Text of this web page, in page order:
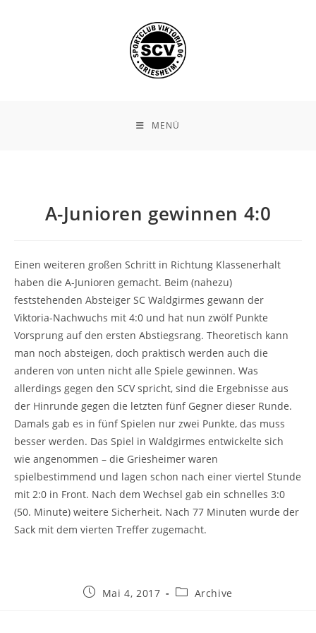
MENÜ
A-Junioren gewinnen 4:0
Einen weiteren großen Schritt in Richtung Klassenerhalt
haben die A-Junioren gemacht. Beim (nahezu)
feststehenden Absteiger SC Waldgirmes gewann der
Viktoria-Nachwuchs mit 4:0 und hat nun zwölf Punkte
Vorsprung auf den ersten Abstiegsrang. Theoretisch kann
man noch absteigen, doch praktisch werden auch die
anderen von unten nicht alle Spiele gewinnen. Was
allerdings gegen den SCV spricht, sind die Ergebnisse aus
der Hinrunde gegen die letzten fünf Gegner dieser Runde.
Damals gab es in fünf Spielen nur zwei Punkte, das muss
besser werden. Das Spiel in Waldgirmes entwickelte sich
wie angenommen – die Griesheimer waren
spielbestimmend und lagen schon nach einer viertel Stunde
mit 2:0 in Front. Nach dem Wechsel gab ein schnelles 3:0
(50. Minute) weitere Sicherheit. Nach 77 Minuten wurde der
Sack mit dem vierten Treffer zugemacht.
BeitragMai 4, 2017
Beitrags-
Archive